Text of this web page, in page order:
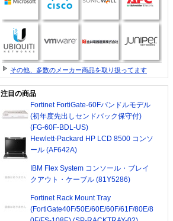
その他、多数のメーカー商品を取り扱ってます
注目の商品
Fortinet FortiGate-60Fバンドルモデル
(初年度先出しセンドバック保守付)
(FG-60F-BDL-US)
Hewlett-Packard HP LCD 8500 コンソ
ール (AF642A)
IBM Flex System コンソール・ブレイ
クアウト・ケーブル (81Y5286)
Fortinet Rack Mount Tray
(FortiGate40F/50E/60E/60F/61F/80E/8